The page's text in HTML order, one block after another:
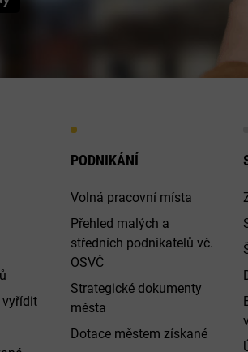
vyřídit
PODNIKÁNÍ
Volná pracovní místa
Přehled malých a
středních podnikatelů vč.
OSVČ
Strategické dokumenty
města
Dotace městem získané